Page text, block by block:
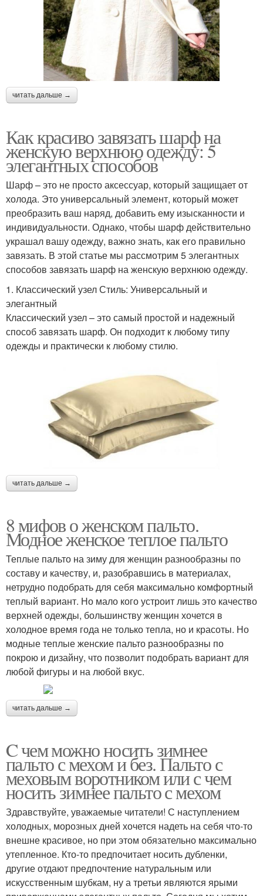
читать дальше →
Как красиво завязать шарф на
женскую верхнюю одежду: 5
элегантных способов
Шарф – это не просто аксессуар, который защищает от
холода. Это универсальный элемент, который может
преобразить ваш наряд, добавить ему изысканности и
индивидуальности. Однако, чтобы шарф действительно
украшал вашу одежду, важно знать, как его правильно
завязать. В этой статье мы рассмотрим 5 элегантных
способов завязать шарф на женскую верхнюю одежду.
1. Классический узел Стиль: Универсальный и
элегантный
Классический узел – это самый простой и надежный
способ завязать шарф. Он подходит к любому типу
одежды и практически к любому стилю.
читать дальше →
8 мифов о женском пальто.
Модное женское теплое пальто
Теплые пальто на зиму для женщин разнообразны по
составу и качеству, и, разобравшись в материалах,
нетрудно подобрать для себя максимально комфортный
теплый вариант. Но мало кого устроит лишь это качество
верхней одежды, большинству женщин хочется в
холодное время года не только тепла, но и красоты. Но
модные теплые женские пальто разнообразны по
покрою и дизайну, что позволит подобрать вариант для
любой фигуры и на любой вкус.
читать дальше →
C чем можно носить зимнее
пальто с мехом и без. Пальто с
меховым воротником или с чем
носить зимнее пальто с мехом
Здравствуйте, уважаемые читатели! С наступлением
холодных, морозных дней хочется надеть на себя что-то
внешне красивое, но при этом обязательно максимально
утепленное. Кто-то предпочитает носить дубленки,
другие отдают предпочтение натуральным или
искусственным шубкам, ну а третьи являются ярыми